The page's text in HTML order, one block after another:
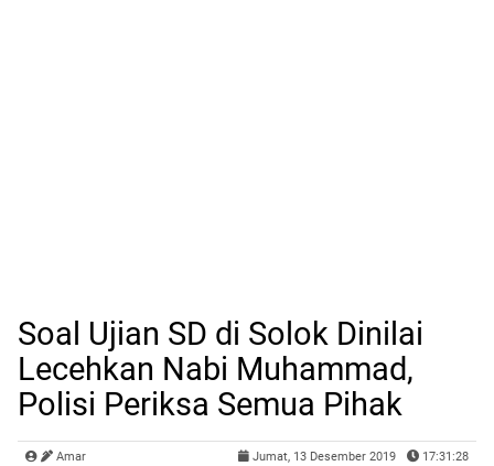
Soal Ujian SD di Solok Dinilai
Lecehkan Nabi Muhammad,
Polisi Periksa Semua Pihak
Amar Jumat, 13 Desember 2019 17:31:28